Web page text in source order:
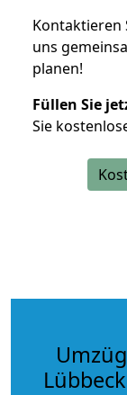
Kontaktieren
uns
planen!
Füllen Sie
Sie